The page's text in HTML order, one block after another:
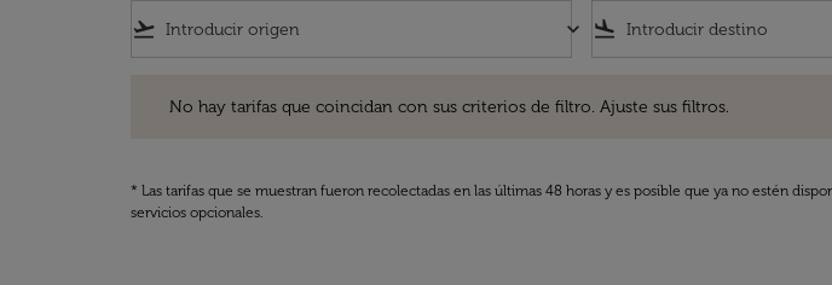
flight_takeoff keyboard_arrow_down flight_land
No hay tarifas que coincidan con sus criterios de filtro. Ajuste sus filtros.
* Las tarifas que se muestran fueron recolectadas en las últimas 48 horas y es posible que ya no estén
servicios opcionales.